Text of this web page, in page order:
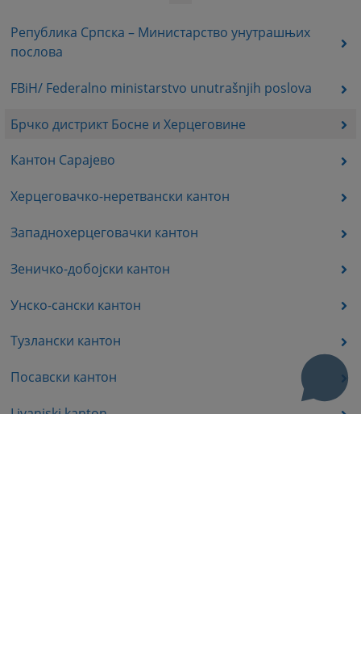
Република Српска – Министарство унутрашњих
послова
FBiH/ Federalno ministarstvo unutrašnjih poslova
Брчко дистрикт Босне и Херцеговине
Кантон Сарајево
Херцеговачко-неретвански кантон
Западнохерцеговачки кантон
Зеничко-добојски кантон
Унско-сански кантон
Тузлански кантон
Посавски кантон
Livanjski kanton